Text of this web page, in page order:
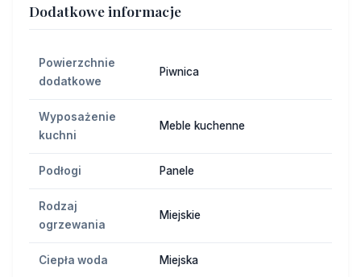
Dodatkowe informacje
Powierzchnie
dodatkowe
Piwnica
Wyposażenie
kuchni
Meble kuchenne
Podłogi Panele
Rodzaj
ogrzewania
Miejskie
Ciepła woda Miejska